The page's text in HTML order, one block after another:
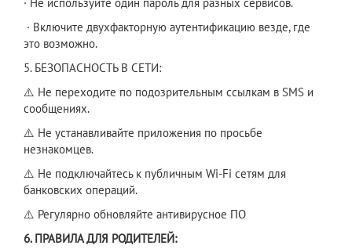
· Включите двухфакторную аутентификацию везде, где
это возможно.
5. БЕЗОПАСНОСТЬ В СЕТИ:
⚠️ Не переходите по подозрительным ссылкам в SMS и
сообщениях.
⚠️ Не устанавливайте приложения по просьбе
незнакомцев.
⚠️ Не подключайтесь к публичным Wi-Fi сетям для
банковских операций.
⚠️ Регулярно обновляйте антивирусное ПО
6. ПРАВИЛА ДЛЯ РОДИТЕЛЕЙ: